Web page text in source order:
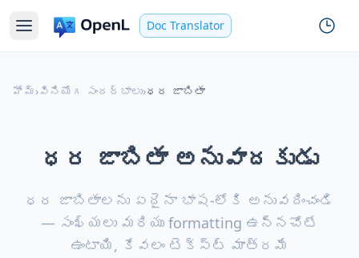
Doc Translator
హోమ్›వినియోగ సందర్భాలు›ధర జాబితా
ధర జాబితా అనువాదకుడు
ధర జాబితాలను ఏదైనా భాష-లోకి అనువదించండి
— సంఖ్యలు మరియు formatting ఉన్నచోటే
ఉంటాయి, కేవలం టెక్స్ట్ మాత్రమే